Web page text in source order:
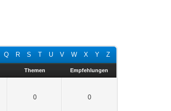
Q R S T U V W X Y Z
Themen Empfehlungen
0 0